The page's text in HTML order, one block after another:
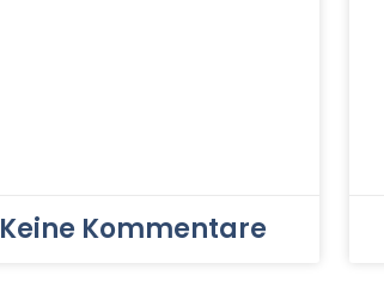
Keine Kommentare